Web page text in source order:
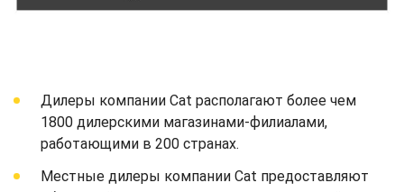
Дилеры компании Cat располагают более чем
1800 дилерскими магазинами-филиалами,
работающими в 200 странах.
Местные дилеры компании Cat предоставляют